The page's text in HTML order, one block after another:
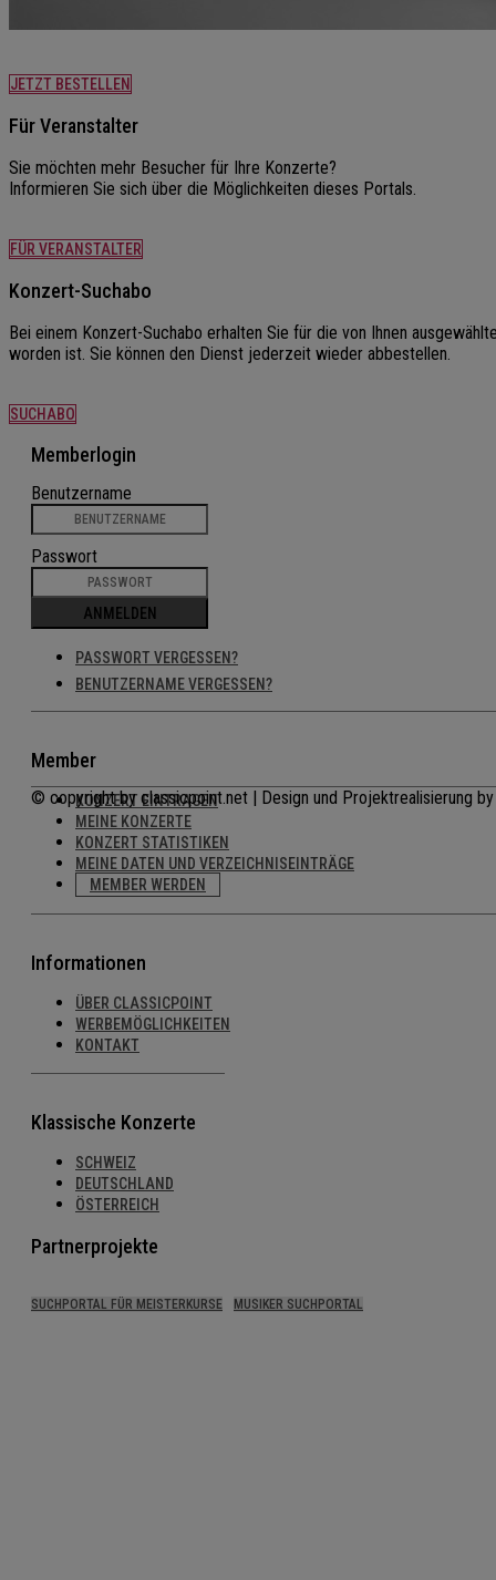
JETZT BESTELLEN
Für Veranstalter
Sie möchten mehr Besucher für Ihre Konzerte?
Informieren Sie sich über die Möglichkeiten dieses Portals.
FÜR VERANSTALTER
Konzert-Suchabo
Bei einem Konzert-Suchabo erhalten Sie für die von Ihnen
worden ist. Sie können den Dienst jederzeit wieder abbestellen.
SUCHABO
Memberlogin
Benutzername
Passwort
ANMELDEN
PASSWORT VERGESSEN?
BENUTZERNAME VERGESSEN?
Member
KONZERT EINTRAGEN
MEINE KONZERTE
KONZERT STATISTIKEN
MEINE DATEN UND VERZEICHNISEINTRÄGE
MEMBER WERDEN
Informationen
ÜBER CLASSICPOINT
WERBEMÖGLICHKEITEN
KONTAKT
Klassische Konzerte
SCHWEIZ
DEUTSCHLAND
ÖSTERREICH
Partnerprojekte
SUCHPORTAL FÜR MEISTERKURSE MUSIKER SUCHPORTAL
© copyright by classicpoint.net | Design und Projektrealisierung